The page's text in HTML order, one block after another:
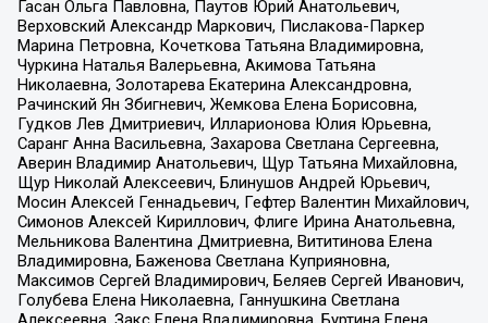
Гасан Ольга Павловна, Паутов Юрий Анатольевич,
Верховский Александр Маркович, Пислакова-Паркер
Марина Петровна, Кочеткова Татьяна Владимировна,
Чуркина Наталья Валерьевна, Акимова Татьяна
Николаевна, Золотарева Екатерина Александровна,
Рачинский Ян Збигневич, Жемкова Елена Борисовна,
Гудков Лев Дмитриевич, Илларионова Юлия Юрьевна,
Саранг Анна Васильевна, Захарова Светлана Сергеевна,
Аверин Владимир Анатольевич, Щур Татьяна Михайловна,
Щур Николай Алексеевич, Блинушов Андрей Юрьевич,
Мосин Алексей Геннадьевич, Гефтер Валентин Михайлович,
Симонов Алексей Кириллович, Флиге Ирина Анатольевна,
Мельникова Валентина Дмитриевна, Вититинова Елена
Владимировна, Баженова Светлана Куприяновна,
Максимов Сергей Владимирович, Беляев Сергей Иванович,
Голубева Елена Николаевна, Ганнушкина Светлана